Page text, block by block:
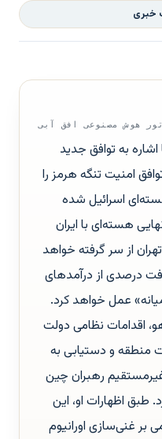
خبری
هوش مصنوعی افق آبی
به توافق جدید
امنیت تنگه هرمز را
اسرائیل شده
هسته‌ای با ایران
از سر گرفته خواهد
درصدی از درآمدهای
عمل خواهد کرد.
اقدامات نظامی دولت
منطقه و دستیابی به
رهبران چین
طبق اظهارات او، این
غنی‌سازی اورانیوم